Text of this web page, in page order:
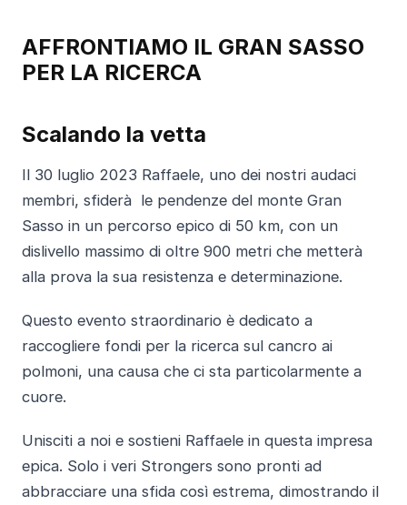
AFFRONTIAMO IL GRAN SASSO
PER LA RICERCA
Scalando la vetta
Il 30 luglio 2023 Raffaele, uno dei nostri audaci
membri, sfiderà le pendenze del monte Gran
Sasso in un percorso epico di 50 km, con un
dislivello massimo di oltre 900 metri che metterà
alla prova la sua resistenza e determinazione.
Questo evento straordinario è dedicato a
raccogliere fondi per la ricerca sul cancro ai
polmoni, una causa che ci sta particolarmente a
cuore.
Unisciti a noi e sostieni Raffaele in questa impresa
epica. Solo i veri Strongers sono pronti ad
abbracciare una sfida così estrema, dimostrando il